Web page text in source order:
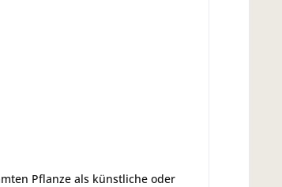
Pflanze als künstliche oder